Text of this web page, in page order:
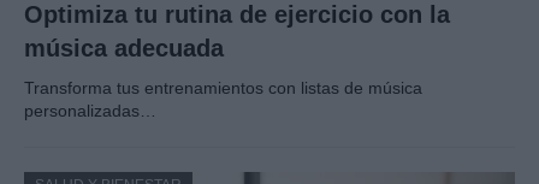
Optimiza tu rutina de ejercicio con la
música adecuada
Transforma tus entrenamientos con listas de música
personalizadas…